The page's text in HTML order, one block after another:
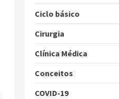
Ciclo básico
Cirurgia
Clínica Médica
Conceitos
COVID-19